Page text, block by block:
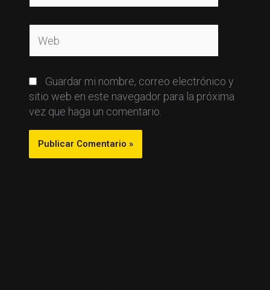
Guardar mi nombre, correo electrónico y
sitio web en este navegador para la próxima
vez que haga un comentario.